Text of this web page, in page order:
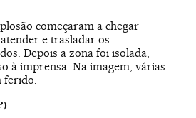
começaram a chegar
e trasladar os
Depois a zona foi isolada,
à imprensa. Na imagem, várias
ferido.